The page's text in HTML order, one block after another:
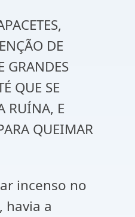
DE
GRANDES
QUE SE
RUÍNA, E
QUEIMAR
incenso no
havia a